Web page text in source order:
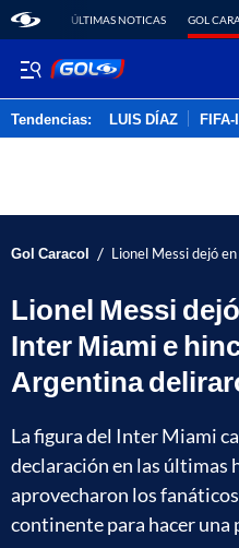
ÚLTIMAS NOTICAS GOL
Tendencias: LUIS DÍAZ FIFA-
Gol Caracol / Lionel Messi dejó
Lionel Messi
Inter Miami e
Argentina
La figura del Inter Miami
declaración en las últimas
aprovecharon los
continente para hacer una